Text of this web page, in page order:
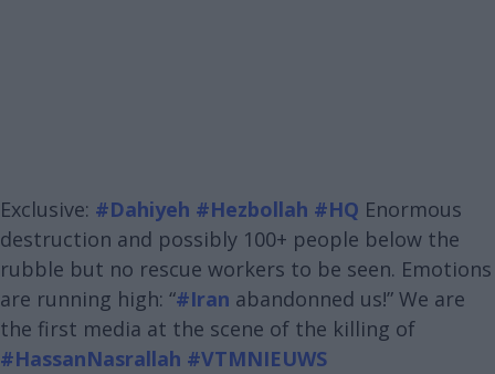
Exclusive: #Dahiyeh #Hezbollah #HQ Enormous
destruction and possibly 100+ people below the
rubble but no rescue workers to be seen. Emotions
are running high: “#Iran abandonned us!” We are
the first media at the scene of the killing of
#HassanNasrallah #VTMNIEUWS